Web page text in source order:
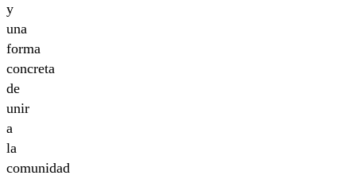
y
una
forma
concreta
de
unir
a
la
comunidad